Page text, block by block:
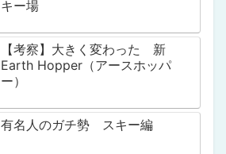
キー場
【考察】大きく変わった 新
Earth Hopper（アースホッパ
ー）
有名人のガチ勢 スキー編